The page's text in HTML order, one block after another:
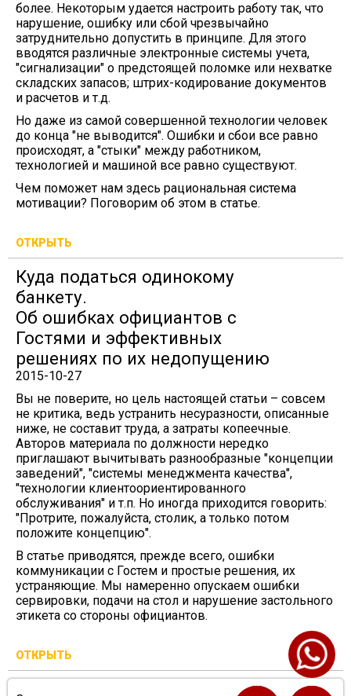
более. Некоторым удается настроить работу так, что
нарушение, ошибку или сбой чрезвычайно
затруднительно допустить в принципе. Для этого
вводятся различные электронные системы учета,
"сигнализации" о предстоящей поломке или нехватке
складских запасов; штрих-кодирование документов
и расчетов и т.д.
Но даже из самой совершенной технологии человек
до конца "не выводится". Ошибки и сбои все равно
происходят, а "стыки" между работником,
технологией и машиной все равно существуют.
Чем поможет нам здесь рациональная система
мотивации? Поговорим об этом в статье.
ОТКРЫТЬ
Куда податься одинокому
банкету.
Об ошибках официантов с
Гостями и эффективных
решениях по их недопущению
2015-10-27
Вы не поверите, но цель настоящей статьи – совсем
не критика, ведь устранить несуразности, описанные
ниже, не составит труда, а затраты копеечные.
Авторов материала по должности нередко
приглашают вычитывать разнообразные "концепции
заведений", "системы менеджмента качества",
"технологии клиентоориентированного
обслуживания" и т.п. Но иногда приходится говорить:
"Протрите, пожалуйста, столик, а только потом
положите концепцию".
В статье приводятся, прежде всего, ошибки
коммуникации с Гостем и простые решения, их
устраняющие. Мы намеренно опускаем ошибки
сервировки, подачи на стол и нарушение застольного
этикета со стороны официантов.
ОТКРЫТЬ